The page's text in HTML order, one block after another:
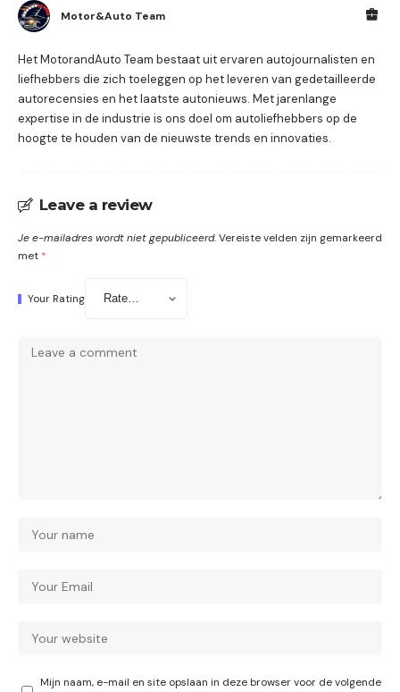
Motor&Auto Team
Het MotorandAuto Team bestaat uit ervaren autojournalisten en
liefhebbers die zich toeleggen op het leveren van gedetailleerde
autorecensies en het laatste autonieuws. Met jarenlange
expertise in de industrie is ons doel om autoliefhebbers op de
hoogte te houden van de nieuwste trends en innovaties.
Leave a review
Je e-mailadres wordt niet gepubliceerd.Vereiste velden zijn gemarkeerd
met *
Your Rating
Mijn naam, e-mail en site opslaan in deze browser voor de volgende